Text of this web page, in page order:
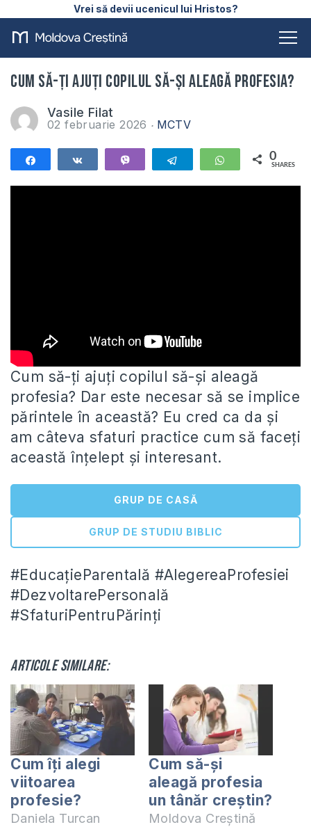
Vrei să devii ucenicul lui Hristos?
Cum să-ți ajuți copilul să-și aleagă profesia?
Vasile Filat
02 februarie 2026 MCTV
Telegram WhatsApp
0
SHARES
Cum să-ți ajuți copilul să-și aleagă
profesia? Dar este necesar să se implice
părintele în această? Eu cred ca da și
am câteva sfaturi practice cum să faceți
această înțelept și interesant.
GRUP DE CASĂ
GRUP DE STUDIU BIBLIC
#EducațieParentală #AlegereaProfesiei
#DezvoltarePersonală
#SfaturiPentruPărinți
Articole similare:
Cum îți alegi
viitoarea
profesie?
Daniela Turcan
Cum să-și
aleagă profesia
un tânăr creștin?
Moldova Creștină